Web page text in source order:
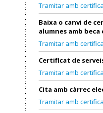
Tramitar amb
Baixa o canvi de
alumnes amb
Tramitar amb
Certificat de
Tramitar amb
Cita amb càrrec
Tramitar amb